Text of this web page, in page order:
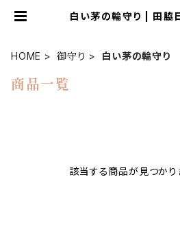
白い茅の輪守り | 田脇
HOME 御守り 白い茅の輪守り
商品一覧
該当する商品が見つかり